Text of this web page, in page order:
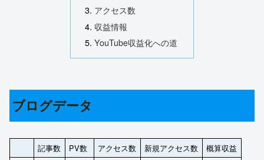
アクセス数
収益情報
YouTube収益化への道
ブログデータ
記事数 PV数 アクセス数 新規アクセス数
概算収益